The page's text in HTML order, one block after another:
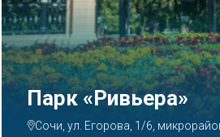
Аквапарк
Сочи, ул. Декабристов, 78б